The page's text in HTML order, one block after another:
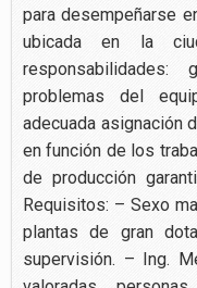
para desempeñarse
ubicada en la
problemas del
adecuada asignación
en función de los
de producción
Requisitos: – Sexo
plantas de gran
supervisión. – Ing.